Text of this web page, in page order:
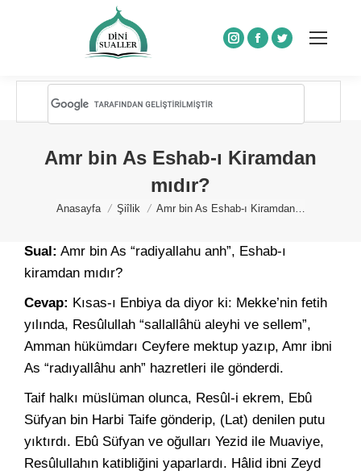
Instagram
Facebook
Twitter
Amr bin As Eshab-ı Kiramdan
mıdır?
You are here:
Anasayfa Şiîlik Amr bin As Eshab-ı Kiramdan…
Sual: Amr bin As “radiyallahu anh”, Eshab-ı
kiramdan mıdır?
Cevap: Kısas-ı Enbiya da diyor ki: Mekke’nin fetih
yılında, Resûlullah “sallallâhü aleyhi ve sellem”,
Amman hükümdarı Ceyfere mektup yazıp, Amr ibni
As “radıyallâhu anh” hazretleri ile gönderdi.
Taif halkı müslüman olunca, Resûl-i ekrem, Ebû
Süfyan bin Harbi Taife gönderip, (Lat) denilen putu
yıktırdı. Ebû Süfyan ve oğulları Yezid ile Muaviye,
Resûlullahın katibliğini yaparlardı. Hâlid ibni Zeyd